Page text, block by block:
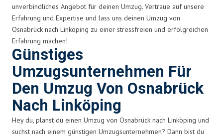
unverbindliches Angebot für deinen Umzug. Vertraue auf unsere
Erfahrung und Expertise und lass uns deinen Umzug von
Osnabrück nach Linköping zu einer stressfreien und erfolgreichen
Erfahrung machen!
Günstiges
Umzugsunternehmen Für
Den Umzug Von Osnabrück
Nach Linköping
Hey du, planst du einen Umzug von Osnabrück nach Linköping und
suchst nach einem günstigen Umzugsunternehmen? Dann bist du